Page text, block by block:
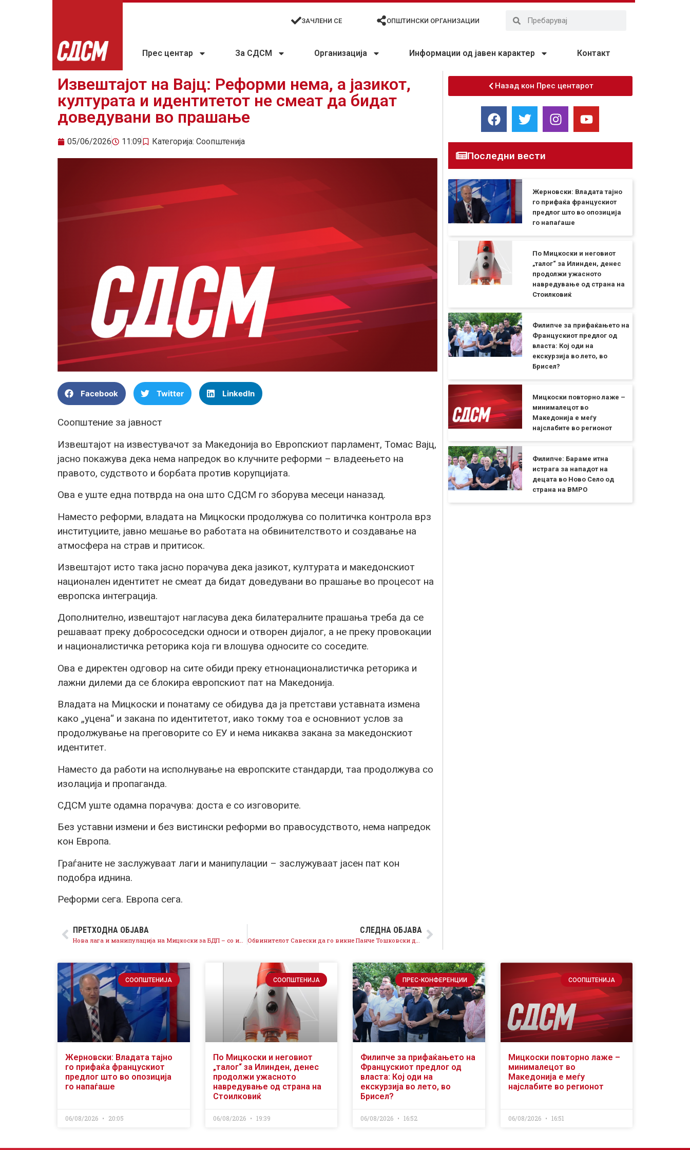
ЗАЧЛЕНИ СЕ ОПШТИНСКИ ОРГАНИЗАЦИИ
Прес центар За СДСМ Организација Информации од јавен карактер Контакт
Извештајот на Вајц: Реформи нема, а јазикот,
културата и идентитетот не смеат да бидат
доведувани во прашање
05/06/2026 11:09 Категорија: Соопштенија
Facebook Twitter LinkedIn
Соопштение за јавност
Извештајот на известувачот за Македонија во Европскиот парламент, Томас Вајц,
јасно покажува дека нема напредок во клучните реформи – владеењето на
правото, судството и борбата против корупцијата.
Ова е уште една потврда на она што СДСМ го зборува месеци наназад.
Наместо реформи, владата на Мицкоски продолжува со политичка контрола врз
институциите, јавно мешање во работата на обвинителството и создавање на
атмосфера на страв и притисок.
Извештајот исто така јасно порачува дека јазикот, културата и македонскиот
национален идентитет не смеат да бидат доведувани во прашање во процесот на
европска интеграција.
Дополнително, извештајот нагласува дека билатералните прашања треба да се
решаваат преку добрососедски односи и отворен дијалог, а не преку провокации
и националистичка реторика која ги влошува односите со соседите.
Ова е директен одговор на сите обиди преку етнонационалистичка реторика и
лажни дилеми да се блокира европскиот пат на Македонија.
Владата на Мицкоски и понатаму се обидува да ја претстави уставната измена
како „уцена“ и закана по идентитетот, иако токму тоа е основниот услов за
продолжување на преговорите со ЕУ и нема никаква закана за македонскиот
идентитет.
Наместо да работи на исполнување на европските стандарди, таа продолжува со
изолација и пропаганда.
СДСМ уште одамна порачува: доста е со изговорите.
Без уставни измени и без вистински реформи во правосудството, нема напредок
кон Европа.
Граѓаните не заслужуваат лаги и манипулации – заслужуваат јасен пат кон
подобра иднина.
Реформи сега. Европа сега.
ПРЕТХОДНА ОБЈАВА
Нова лага и манипулација на Мицкоски за БДП – со инфлација од 5,7% животниот стандард на граѓаните се намалува
СЛЕДНА ОБЈАВА
Обвинителот Савески да го викне Панче Тошковски да ги достави доказите за „Мазут“
Назад кон Прес центарот
Последни вести
Жерновски: Владата тајно
го прифаќа францускиот
предлог што во опозиција
го напаѓаше
По Мицкоски и неговиот
„талог“ за Илинден, денес
продолжи ужасното
навредување од страна на
Стоилковиќ
Филипче за прифаќањето на
Францускиот предлог од
власта: Кој оди на
екскурзија во лето, во
Брисел?
Мицкоски повторно лаже –
минималецот во
Македонија е меѓу
најслабите во регионот
Филипче: Бараме итна
истрага за нападот на
децата во Ново Село од
страна на ВМРО
СООПШТЕНИЈА
Жерновски: Владата тајно
го прифаќа францускиот
предлог што во опозиција
го напаѓаше
06/08/2026 20:05
СООПШТЕНИЈА
По Мицкоски и неговиот
„талог“ за Илинден, денес
продолжи ужасното
навредување од страна на
Стоилковиќ
06/08/2026 19:39
ПРЕС-КОНФЕРЕНЦИИ
Филипче за прифаќањето на
Францускиот предлог од
власта: Кој оди на
екскурзија во лето, во
Брисел?
06/08/2026 16:52
СООПШТЕНИЈА
Мицкоски повторно лаже –
минималецот во
Македонија е меѓу
најслабите во регионот
06/08/2026 16:51